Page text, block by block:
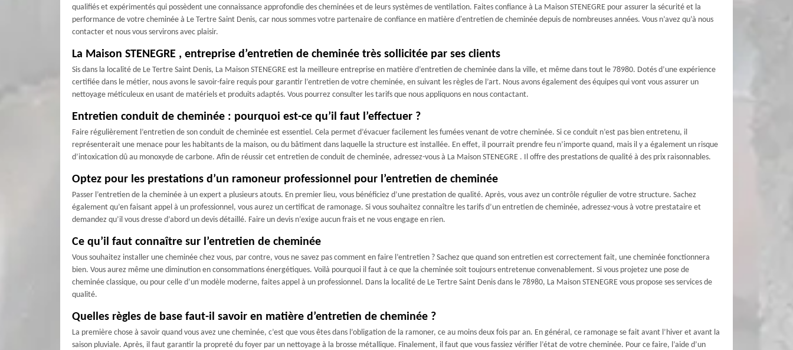
qualifiés et expérimentés qui possèdent une connaissance approfondie des cheminées et de leurs systèmes de ventilation. Faites confiance à La Maison STENEGRE pour assurer la sécurité et la
performance de votre cheminée à Le Tertre Saint Denis, car nous sommes votre partenaire de confiance en matière d'entretien de cheminée depuis de nombreuses années. Vous n’avez qu’à nous
contacter et nous vous servirons avec plaisir.
La Maison STENEGRE , entreprise d’entretien de cheminée très sollicitée par ses clients
Sis dans la localité de Le Tertre Saint Denis, La Maison STENEGRE est la meilleure entreprise en matière d’entretien de cheminée dans la ville, et même dans tout le 78980. Dotés d’une expérience
certifiée dans le métier, nous avons le savoir-faire requis pour garantir l’entretien de votre cheminée, en suivant les règles de l’art. Nous avons également des équipes qui vont vous assurer un
nettoyage méticuleux en usant de matériels et produits adaptés. Vous pourrez consulter les tarifs que nous appliquons en nous contactant.
Entretien conduit de cheminée : pourquoi est-ce qu’il faut l’effectuer ?
Faire régulièrement l’entretien de son conduit de cheminée est essentiel. Cela permet d’évacuer facilement les fumées venant de votre cheminée. Si ce conduit n’est pas bien entretenu, il
représenterait une menace pour les habitants de la maison, ou du bâtiment dans laquelle la structure est installée. En effet, il pourrait prendre feu n’importe quand, mais il y a également un risque
d’intoxication dû au monoxyde de carbone. Afin de réussir cet entretien de conduit de cheminée, adressez-vous à La Maison STENEGRE . Il offre des prestations de qualité à des prix raisonnables.
Optez pour les prestations d’un ramoneur professionnel pour l’entretien de cheminée
Passer l’entretien de la cheminée à un expert a plusieurs atouts. En premier lieu, vous bénéficiez d’une prestation de qualité. Après, vous avez un contrôle régulier de votre structure. Sachez
également qu’en faisant appel à un professionnel, vous aurez un certificat de ramonage. Si vous souhaitez connaître les tarifs d’un entretien de cheminée, adressez-vous à votre prestataire et
demandez qu’il vous dresse d’abord un devis détaillé. Faire un devis n’exige aucun frais et ne vous engage en rien.
Ce qu’il faut connaître sur l’entretien de cheminée
Vous souhaitez installer une cheminée chez vous, par contre, vous ne savez pas comment en faire l’entretien ? Sachez que quand son entretien est correctement fait, une cheminée fonctionnera
bien. Vous aurez même une diminution en consommations énergétiques. Voilà pourquoi il faut à ce que la cheminée soit toujours entretenue convenablement. Si vous projetez une pose de
cheminée classique, ou pour celle d’un modèle moderne, faites appel à un professionnel. Dans la localité de Le Tertre Saint Denis dans le 78980, La Maison STENEGRE vous propose ses services de
qualité.
Quelles règles de base faut-il savoir en matière d’entretien de cheminée ?
La première chose à savoir quand vous avez une cheminée, c’est que vous êtes dans l’obligation de la ramoner, ce au moins deux fois par an. En général, ce ramonage se fait avant l’hiver et avant la
saison pluviale. Après, il faut garantir la propreté du foyer par un nettoyage à la brosse métallique. Finalement, il faut que vous fassiez vérifier l’état de votre cheminée. Pour ce faire, l’aide d’un